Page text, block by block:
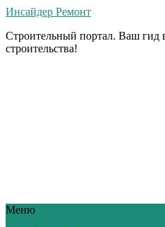
Инсайдер Ремонт
Строительный портал. Ваш гид
строительства!
Меню